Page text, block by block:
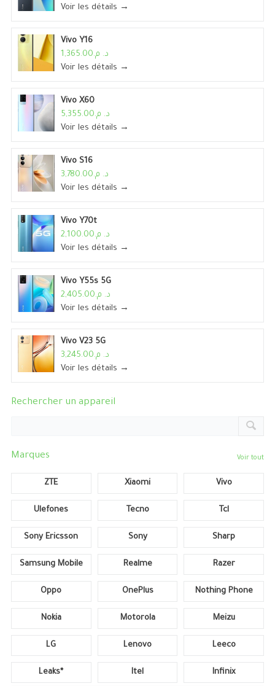
Voir les détails →
Vivo Y16
د. م.1,365.00
Voir les détails →
Vivo X60
د. م.5,355.00
Voir les détails →
Vivo S16
د. م.3,780.00
Voir les détails →
Vivo Y70t
د. م.2,100.00
Voir les détails →
Vivo Y55s 5G
د. م.2,405.00
Voir les détails →
Vivo V23 5G
د. م.3,245.00
Voir les détails →
Rechercher un appareil
Marques Voir tout
ZTE Xiaomi Vivo
Ulefones Tecno Tcl
Sony Ericsson Sony Sharp
Samsung Mobile Realme Razer
Oppo OnePlus Nothing Phone
Nokia Motorola Meizu
LG Lenovo Leeco
Leaks* Itel Infinix